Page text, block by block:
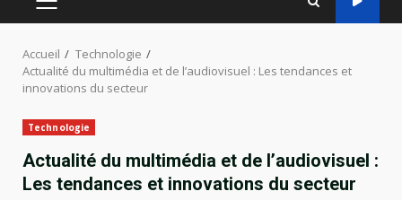
MENU
Accueil
Technologie
Actualité du multimédia et de l’audiovisuel : Les tendances et
innovations du secteur
Technologie
Actualité du multimédia et de l’audiovisuel :
Les tendances et innovations du secteur